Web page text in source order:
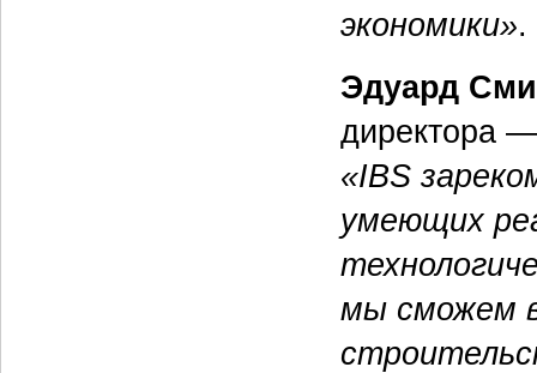
экономики».
Эдуард
директора
«IBS
умеющих
мы сможем